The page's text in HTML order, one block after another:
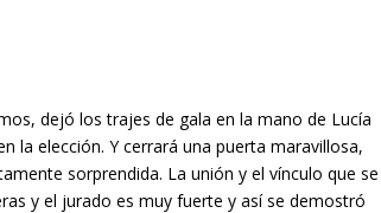
dejó los trajes de gala en la mano de Lucía
la elección. Y cerrará una puerta maravillosa,
sorprendida. La unión y el vínculo que se
y el jurado es muy fuerte y así se demostró